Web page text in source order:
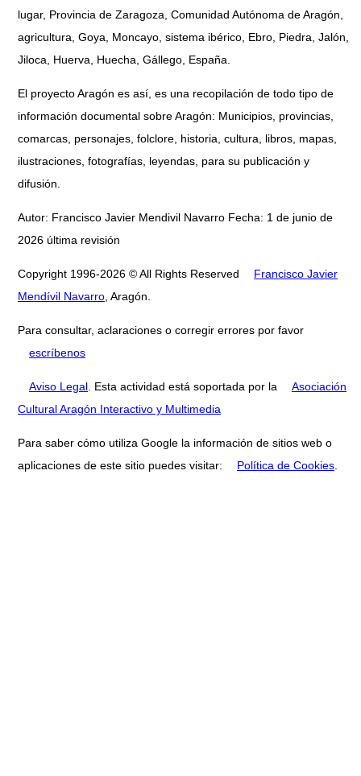
lugar, Provincia de Zaragoza, Comunidad Autónoma de Aragón,
agricultura, Goya, Moncayo, sistema ibérico, Ebro, Piedra, Jalón,
Jiloca, Huerva, Huecha, Gállego, España.
El proyecto Aragón es así, es una recopilación de todo tipo de
información documental sobre Aragón: Municipios, provincias,
comarcas, personajes, folclore, historia, cultura, libros, mapas,
ilustraciones, fotografías, leyendas, para su publicación y
difusión.
Autor: Francisco Javier Mendivil Navarro Fecha: 1 de junio de
2026 última revisión
Copyright 1996-2026 © All Rights Reserved
Francisco Javier
Mendívil Navarro , Aragón.
Para consultar, aclaraciones o corregir errores por favor
escríbenos
Aviso Legal . Esta actividad está soportada por la
Asociación
Cultural Aragón Interactivo y Multimedia
Para saber cómo utiliza Google la información de sitios web o
aplicaciones de este sitio puedes visitar:
Política de Cookies